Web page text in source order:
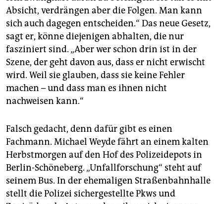
Absicht, verdrängen aber die Folgen. Man kann
sich auch dagegen entscheiden.“ Das neue Gesetz,
sagt er, könne diejenigen abhalten, die nur
fasziniert sind. „Aber wer schon drin ist in der
Szene, der geht davon aus, dass er nicht erwischt
wird. Weil sie glauben, dass sie keine Fehler
machen – und dass man es ihnen nicht
nachweisen kann.“
Falsch gedacht, denn dafür gibt es einen
Fachmann. Michael Weyde fährt an einem kalten
Herbstmorgen auf den Hof des Polizeidepots in
Berlin-Schöneberg. „Unfallforschung“ steht auf
seinem Bus. In der ehemaligen Straßenbahnhalle
stellt die Polizei sichergestellte Pkws und